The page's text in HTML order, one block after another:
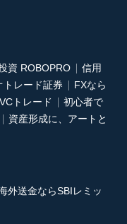
資 ROBOPRO
信用
トレード証券
FXなら
トレード
初心者で
資産形成に、アートと
外送金ならSBIレミッ